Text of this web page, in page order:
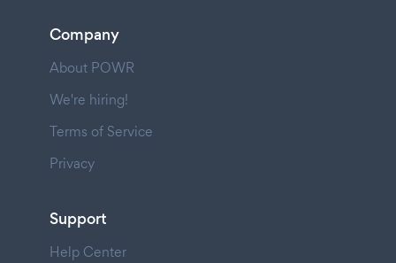
Company
About POWR
We're hiring!
Terms of Service
Privacy
Support
Help Center